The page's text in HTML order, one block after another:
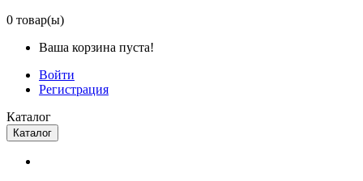
0 товар(ы)
Ваша корзина пуста!
Войти
Регистрация
Каталог
Каталог